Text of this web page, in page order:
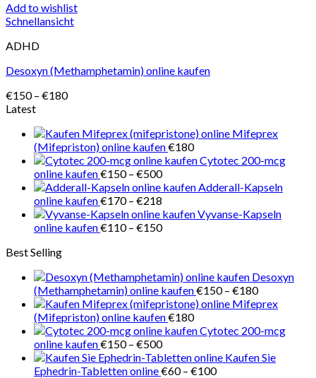
Add to wishlist
Schnellansicht
ADHD
Desoxyn (Methamphetamin) online kaufen
€150 – €180Preisspanne:
€180
Latest
Mifeprex
(Mifepriston) online kaufen€180
Cytotec 200-mcg
online kaufen€150 – €500Preisspanne:
€150
€500
Adderall-Kapseln
online kaufen€170 – €218
€170
bis
Vyvanse-Kapseln
online kaufen€110 – €150Preisspanne:
Best Selling
Desoxyn
(Methamphetamin) online kaufen€150 – €180
€150
€180
Mifeprex
(Mifepriston) online kaufen€180
Cytotec 200-mcg
online kaufen€150 – €500Preisspanne:
€150
bis
Kaufen Sie
Ephedrin-Tabletten online€60 – €100Preisspanne: